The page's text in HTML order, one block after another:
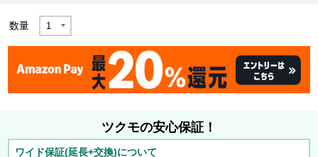
数量
ツクモの安心保証！
ワイド保証(延長+交換)について